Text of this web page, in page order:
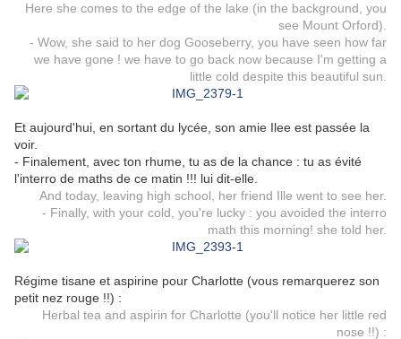
Here she comes to the edge of the lake (in the background, you
see Mount Orford).
- Wow, she said to her dog Gooseberry, you have seen how far
we have gone ! we have to go back now because I'm getting a
little cold despite this beautiful sun.
Et aujourd'hui, en sortant du lycée, son amie Ilee est passée la
voir.
- Finalement, avec ton rhume, tu as de la chance : tu as évité
l'interro de maths de ce matin !!! lui dit-elle.
And today, leaving high school, her friend Ille went to see her.
- Finally, with your cold, you're lucky : you avoided the interro
math this morning! she told her.
Régime tisane et aspirine pour Charlotte (vous remarquerez son
petit nez rouge !!) :
Herbal tea and aspirin for Charlotte (you'll notice her little red
nose !!) :